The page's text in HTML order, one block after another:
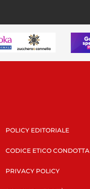
POLICY EDITORIALE
CODICE ETICO CONDOTTA
PRIVACY POLICY